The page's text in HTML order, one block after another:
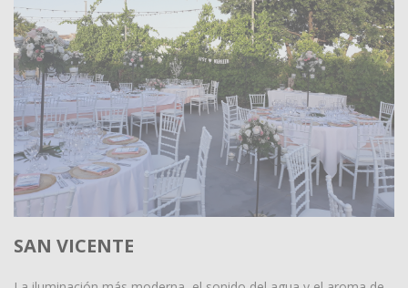
SAN VICENTE